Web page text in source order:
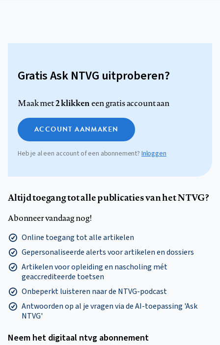
Gratis Ask NTVG uitproberen?
Maak met2 klikkeneen gratis account aan
ACCOUNT AANMAKEN
Heb je al een account of een abonnement?Inloggen
Altijd toegang tot alle publicaties van het NTVG?
Abonneer vandaag nog!
Online toegang tot alle artikelen
Gepersonaliseerde alerts voor artikelen en dossiers
Artikelen voor opleiding en nascholing mét
geaccrediteerde toetsen
Onbeperkt luisteren naar de NTVG-podcast
Antwoorden op al je vragen via de AI-toepassing 'Ask
NTVG'
Neem het digitaal ntvg abonnement